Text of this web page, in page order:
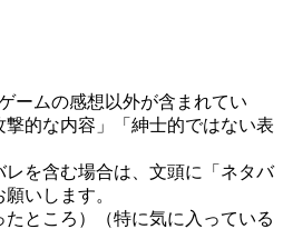
ームの感想以外が含まれてい
的な内容」「紳士的ではない表
を含む場合は、文頭に「ネタバ
いします。
ところ）（特に気に入っている